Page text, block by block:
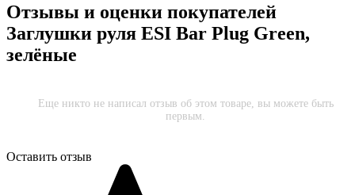
Отзывы и оценки покупателей
Заглушки руля ESI Bar Plug Green,
зелёные
Еще никто не написал отзыв об этом товаре, вы можете быть
первым.
Оставить отзыв